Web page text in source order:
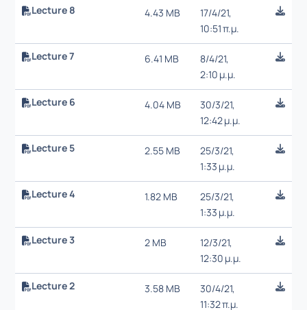
Lecture 8 4.43 MB
17/4/21,
10:51 π.μ.
Lecture 7 6.41 MB
8/4/21,
2:10 μ.μ.
Lecture 6 4.04 MB
30/3/21,
12:42 μ.μ.
Lecture 5 2.55 MB
25/3/21,
1:33 μ.μ.
Lecture 4 1.82 MB
25/3/21,
1:33 μ.μ.
Lecture 3 2 MB
12/3/21,
12:30 μ.μ.
Lecture 2 3.58 MB
30/4/21,
11:32 π.μ.